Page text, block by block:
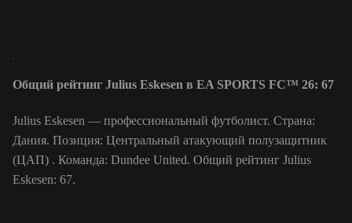
Общий рейтинг Julius Eskesen в EA SPORTS FC™ 26: 67
Julius Eskesen — профессиональный футболист. Страна:
Дания. Позиция: Центральный атакующий полузащитник
(ЦАП) . Команда: Dundee United. Общий рейтинг Julius
Eskesen: 67.